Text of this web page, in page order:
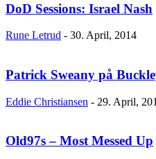
DoD Sessions: Israel Nash
Rune Letrud - 30. April, 2014
Patrick Sweany på
Eddie Christiansen - 29. April,
Old97s – Most Messed Up